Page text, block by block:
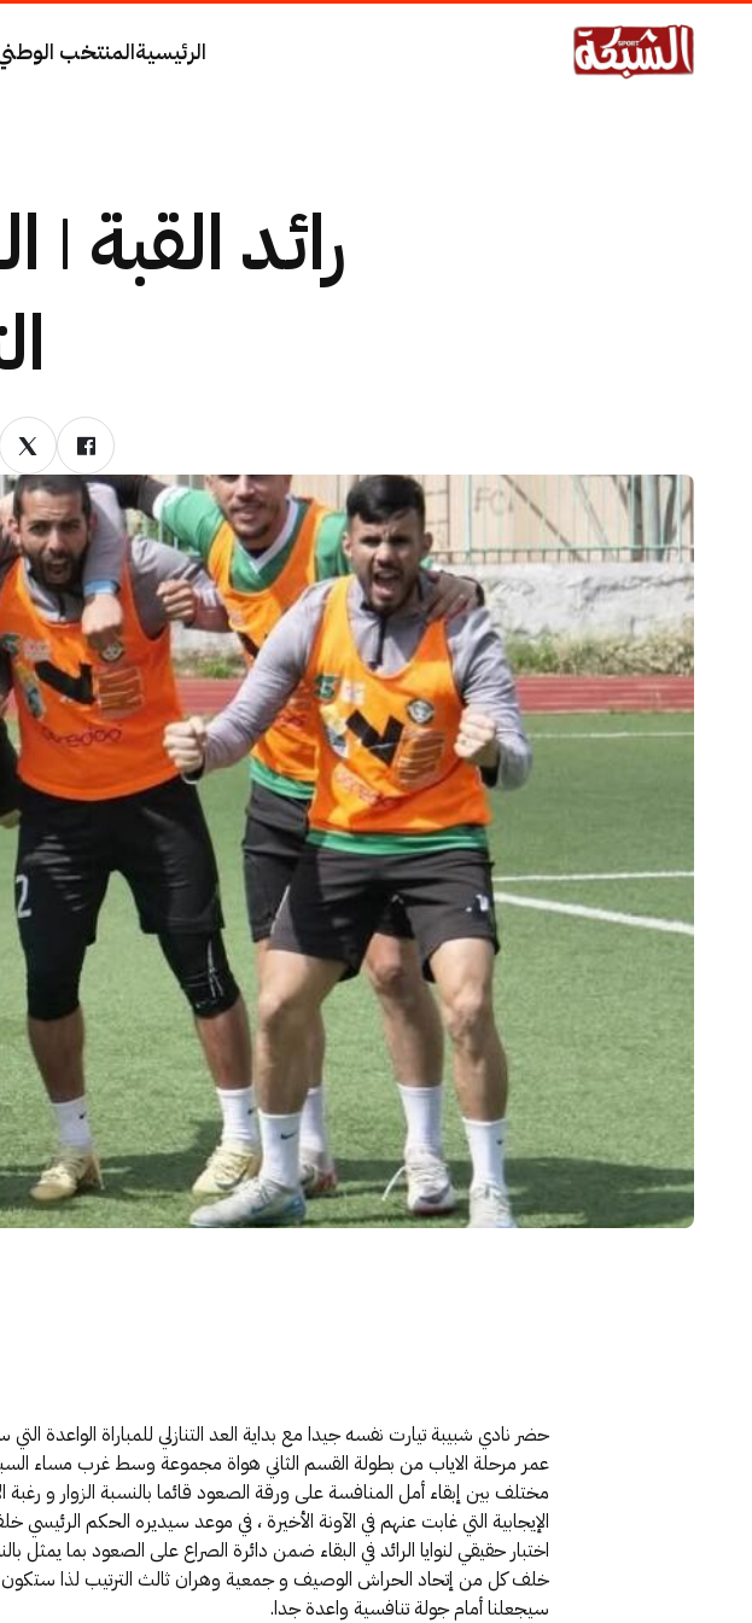
الرئيسيةالمنتخب
رائد القبة |
حضر نادي شبيبة تيارت نفسه جيدا مع بداية العد التنازلي للمباراة الواعدة
عمر مرحلة الاياب من بطولة القسم الثاني هواة مجموعة وسط غرب مساء
مختلف بين إبقاء أمل المنافسة على ورقة الصعود قائما بالنسبة الزوار و
الإيجابية التي غابت عنهم في الآونة الأخيرة ، في موعد سيديره الحكم
خلف كل من إتحاد الحراش الوصيف و جمعية وهران ثالث الترتيب لذا ستكون
سيجعلنا أمام جولة تنافسية واعدة جدا.